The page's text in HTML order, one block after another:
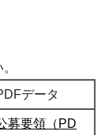
データ
募要領（PD